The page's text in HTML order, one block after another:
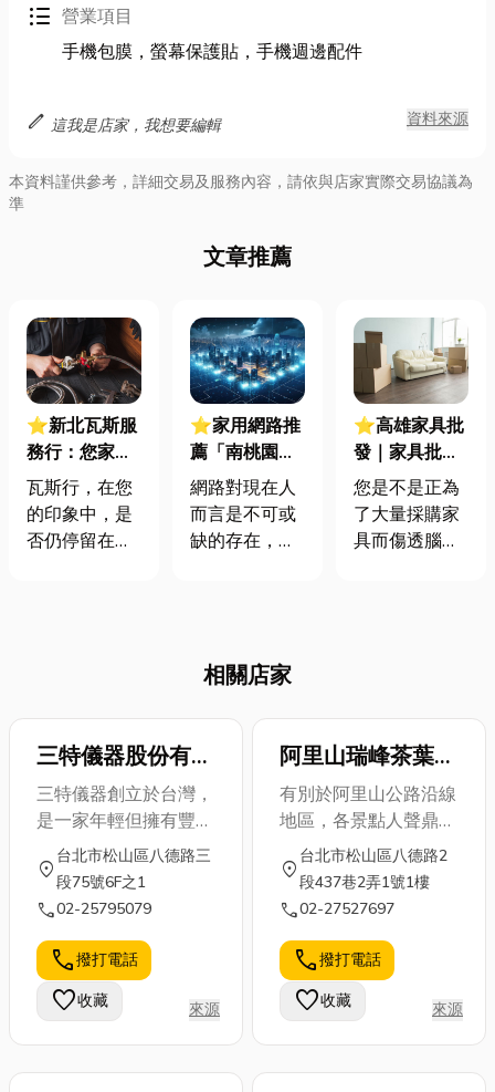
format_list_bulleted 營業項目
手機包膜，螢幕保護貼，手機週邊配件
edit 這我是店家，我想要編輯 資料來源
本資料謹供參考，詳細交易及服務內容，請依與店家實際交易協議為
準
文章推薦
⭐新北瓦斯服
務行：您家的
安全與便利，
瓦斯行一手包
辦！
瓦斯行，在您
的印象中，是
否仍停留在單
不中斷，到維
護您用氣安
全，瓦斯行的
專業服務遠超
乎您的想像。
本文將帶您深
入了解這些專
業服務如何保
障您的日常便
利與居家安
全，文末更將
推薦幾...
⭐家用網路推
薦「南桃園裝
機」光纖、第
四台、
4G/5G、社區
網路對現在人
而言是不可或
缺的存在，那
大上網方式，
網路推薦以及
目前家用網路
費用大約都多
少，如果你也
想了解更多家
用網路資訊，
機就別錯過！
家用網路分哪
⭐高雄家具批
發｜家具批發
價格超吸睛！
掌握選購技
巧，讓您省荷
您是不是正為
了大量採購家
具而傷透腦筋
尋找高CP值的
裝潢方案，家
具的大宗採購
總是一項艱鉅
的挑戰。如何
在有限預算
內，找到兼具
品質、美觀與
實用性的家
具，同時還得
確保供貨穩
定，...
相關店家
三特儀器股份有限
公司
三特儀器創立於台灣，
是一家年輕但擁有豐富
經驗團隊的公司，致力
於溫度測量領域的技術
創新和應用開發。公司
多年的工程技術及市場
銷售經驗，經過了十二
年的OEM生產歷練，
location_on
台北市松山區八德路三
段75號6F之1
call02-25795079
call撥打電話
favorite收藏 來源
阿里山瑞峰茶葉生
產合作社～臺北聯
絡處
有別於阿里山公路沿線
地區，各景點人聲鼎
沸、門庭若市，隱身阿
里山西北廊道的「瑞
峰」，更顯得風恬日
然資源甚豐，於2001
經行政院農委會核定為
休閒農業區，致力發展
location_on
台北市松山區八德路2
段437巷2弄1號1樓
call02-27527697
call撥打電話
favorite收藏 來源